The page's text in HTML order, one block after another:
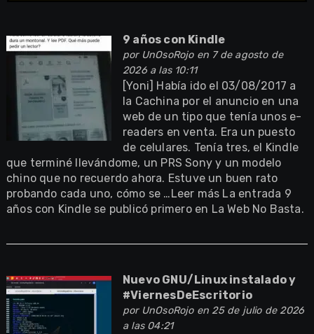
9 años con Kindle
por UnOsoRojoen 7 de agosto de
2026 a las 10:11
[Yoni] Había ido el 03/08/2017 a
la Cachina por el anuncio en una
web de un tipo que tenía unos e-
readers en venta. Era un puesto
de celulares. Tenía tres, el Kindle
que terminé llevándome, un PRS Sony y un modelo
chino que no recuerdo ahora. Estuve un buen rato
probando cada uno, cómo se …Leer más La entrada 9
años con Kindle se publicó primero en La Web No Basta.
Nuevo GNU/Linux instalado y
#ViernesDeEscritorio
por UnOsoRojoen 25 de julio de 2026
a las 04:21